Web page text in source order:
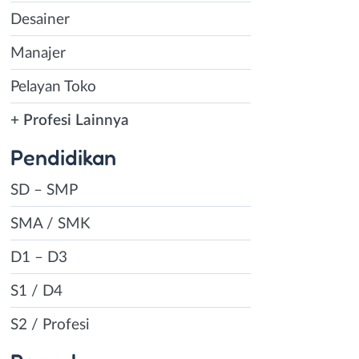
Desainer
Manajer
Pelayan Toko
+ Profesi Lainnya
Pendidikan
SD – SMP
SMA / SMK
D1 – D3
S1 / D4
S2 / Profesi